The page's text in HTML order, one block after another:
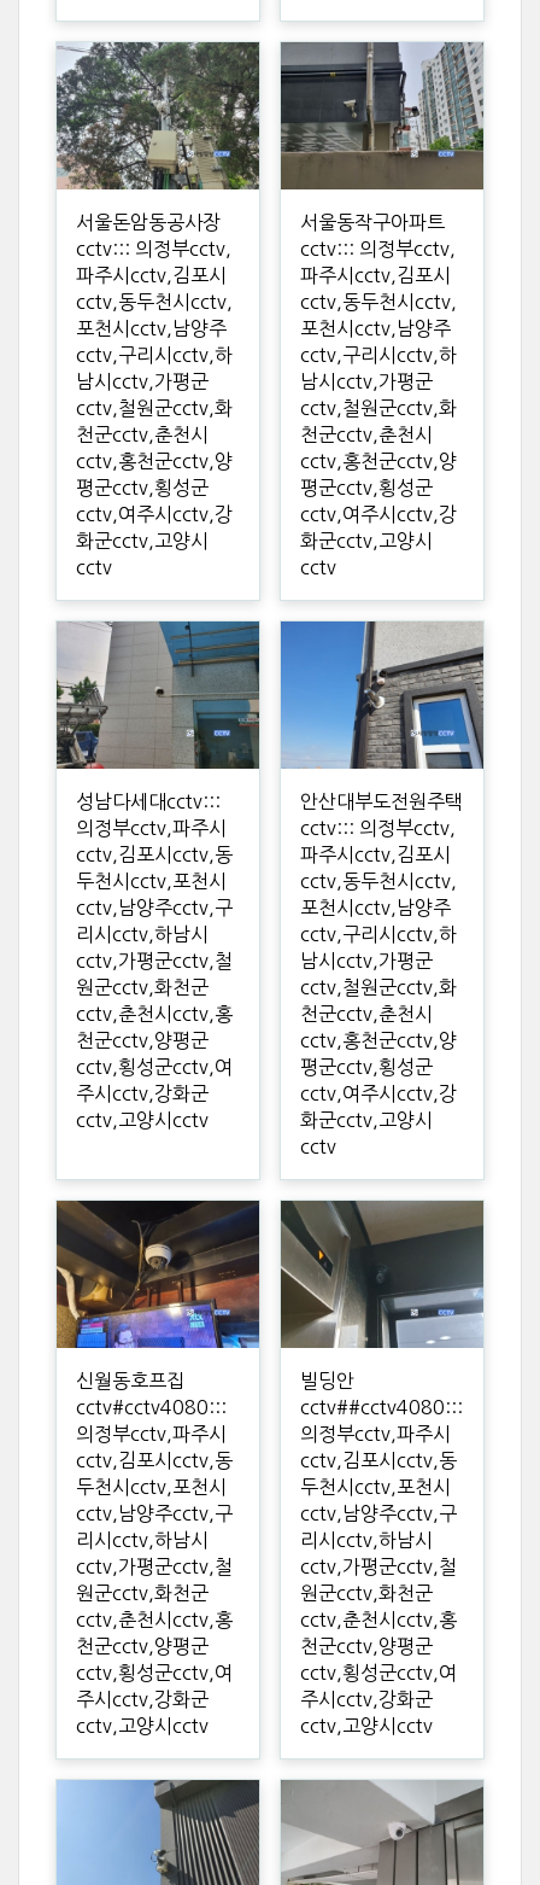
서울돈암동공사장
cctv::: 의정부cctv,
파주시cctv,김포시
cctv,동두천시cctv,
포천시cctv,남양주
cctv,구리시cctv,하
남시cctv,가평군
cctv,철원군cctv,화
천군cctv,춘천시
cctv,홍천군cctv,양
평군cctv,횡성군
cctv,여주시cctv,강
화군cctv,고양시
cctv
서울동작구아파트
cctv::: 의정부cctv,
파주시cctv,김포시
cctv,동두천시cctv,
포천시cctv,남양주
cctv,구리시cctv,하
남시cctv,가평군
cctv,철원군cctv,화
천군cctv,춘천시
cctv,홍천군cctv,양
평군cctv,횡성군
cctv,여주시cctv,강
화군cctv,고양시
cctv
성남다세대cctv:::
의정부cctv,파주시
cctv,김포시cctv,동
두천시cctv,포천시
cctv,남양주cctv,구
리시cctv,하남시
cctv,가평군cctv,철
원군cctv,화천군
cctv,춘천시cctv,홍
천군cctv,양평군
cctv,횡성군cctv,여
주시cctv,강화군
cctv,고양시cctv
안산대부도전원주택
cctv::: 의정부cctv,
파주시cctv,김포시
cctv,동두천시cctv,
포천시cctv,남양주
cctv,구리시cctv,하
남시cctv,가평군
cctv,철원군cctv,화
천군cctv,춘천시
cctv,홍천군cctv,양
평군cctv,횡성군
cctv,여주시cctv,강
화군cctv,고양시
cctv
신월동호프집
cctv#cctv4080:::
의정부cctv,파주시
cctv,김포시cctv,동
두천시cctv,포천시
cctv,남양주cctv,구
리시cctv,하남시
cctv,가평군cctv,철
원군cctv,화천군
cctv,춘천시cctv,홍
천군cctv,양평군
cctv,횡성군cctv,여
주시cctv,강화군
cctv,고양시cctv
빌딩안
cctv##cctv4080:::
의정부cctv,파주시
cctv,김포시cctv,동
두천시cctv,포천시
cctv,남양주cctv,구
리시cctv,하남시
cctv,가평군cctv,철
원군cctv,화천군
cctv,춘천시cctv,홍
천군cctv,양평군
cctv,횡성군cctv,여
주시cctv,강화군
cctv,고양시cctv